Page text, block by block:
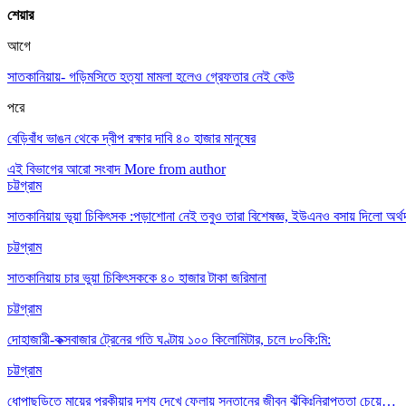
শেয়ার
আগে
সাতকানিয়ায়- গড়িমসিতে হত্যা মামলা হলেও গ্রেফতার নেই কেউ
পরে
বেড়িবাঁধ ভাঙন থেকে দ্বীপ রক্ষার দাবি ৪০ হাজার মানুষের
এই বিভাগের আরো সংবাদ More from author
চট্টগ্রাম
সাতকানিয়ায় ভূয়া চিকিৎসক :পড়াশোনা নেই তবুও তারা বিশেষজ্ঞ, ইউএনও বসায় দিলো
চট্টগ্রাম
সাতকানিয়ায় চার ভুয়া চিকিৎসককে ৪০ হাজার টাকা জরিমানা
চট্টগ্রাম
দোহাজারী-কক্সবাজার ট্রেনের গতি ঘণ্টায় ১০০ কিলোমিটার, চলে ৮০কি:মি:
চট্টগ্রাম
ধোপাছড়িতে মায়ের পরকীয়ার দৃশ্য দেখে ফেলায় সন্তানের জীবন ঝুঁকিঃনিরাপত্তা চেয়ে…